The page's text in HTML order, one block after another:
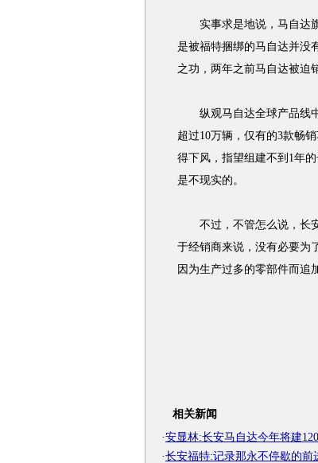
实事求是地说，马自达旗
是被福特捆绑的马自达并没
之功，两年之前马自达被迫
纵观马自达全球产品线中
超过10万辆，仅有的3款畅
得下风，指望组建不到1年
是不现实的。
不过，不管怎么说，长安
于经销商来说，没有必要为
因为生产过多的零部件而追
相关新闻
·安显林:长安马自达今年将建
·长安福特:记录那永不停歇的前